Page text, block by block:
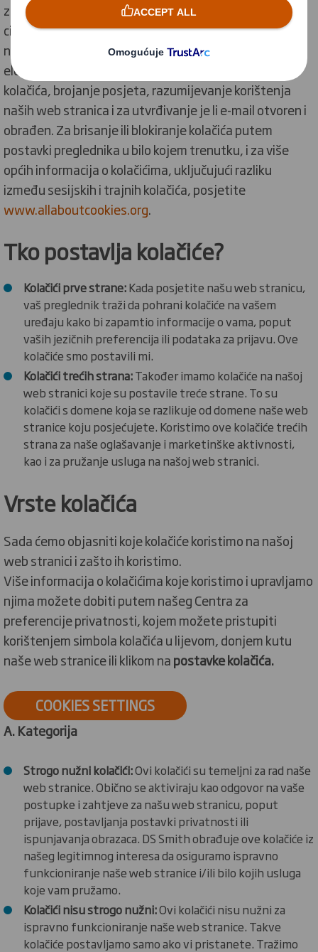
za razne svrhe. Također možemo koristiti kolačiće za
ciljanje ili oglašavanje. Možemo koristiti web beacone
na web stranici ili u našim e-mailovima. Web oznake su
elektroničke slike koje se mogu koristiti za slanje
kolačića, brojanje posjeta, razumijevanje korištenja
naših web stranica i za utvrđivanje je li e-mail otvoren i
obrađen. Za brisanje ili blokiranje kolačića putem
postavki preglednika u bilo kojem trenutku, i za više
općih informacija o kolačićima, uključujući razliku
između sesijskih i trajnih kolačića, posjetite
www.allaboutcookies.org.
Tko postavlja kolačiće?
Kolačići prve strane:Kada posjetite našu web stranicu,
vaš preglednik traži da pohrani kolačiće na vašem
uređaju kako bi zapamtio informacije o vama, poput
vaših jezičnih preferencija ili podataka za prijavu. Ove
kolačiće smo postavili mi.
Kolačići trećih strana:Također imamo kolačiće na našoj
web stranici koje su postavile treće strane. To su
kolačići s domene koja se razlikuje od domene naše web
stranice koju posjećujete. Koristimo ove kolačiće trećih
strana za naše oglašavanje i marketinške aktivnosti,
kao i za pružanje usluga na našoj web stranici.
Vrste kolačića
Sada ćemo objasniti koje kolačiće koristimo na našoj
web stranici i zašto ih koristimo.
Više informacija o kolačićima koje koristimo i upravljamo
njima možete dobiti putem našeg Centra za
preferencije privatnosti, kojem možete pristupiti
korištenjem simbola kolačića u lijevom, donjem kutu
naše web stranice ili klikom napostavke kolačića.
COOKIES SETTINGS
A. Kategorija
Strogo nužni kolačići:Ovi kolačići su temeljni za rad naše
web stranice. Obično se aktiviraju kao odgovor na vaše
postupke i zahtjeve za našu web stranicu, poput
prijave, postavljanja postavki privatnosti ili
ispunjavanja obrazaca. DS Smith obrađuje ove kolačiće iz
našeg legitimnog interesa da osiguramo ispravno
funkcioniranje naše web stranice i/ili bilo kojih usluga
koje vam pružamo.
Kolačići nisu strogo nužni:Ovi kolačići nisu nužni za
ispravno funkcioniranje naše web stranice. Takve
kolačiće postavljamo samo ako vi pristanete. Tražimo